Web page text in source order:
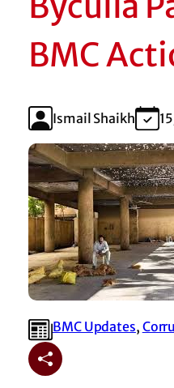
BMC
Ismail Shaikh
BMC Updates,